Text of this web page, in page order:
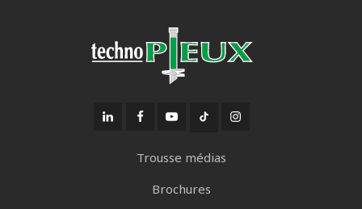
Trousse médias
Brochures